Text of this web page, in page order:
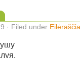
· Filed under